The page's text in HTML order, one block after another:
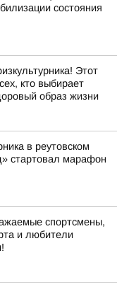
состояния
Этот
кто выбирает
образ жизни
в реутовском
стартовал марафон
спортсмены,
и любители